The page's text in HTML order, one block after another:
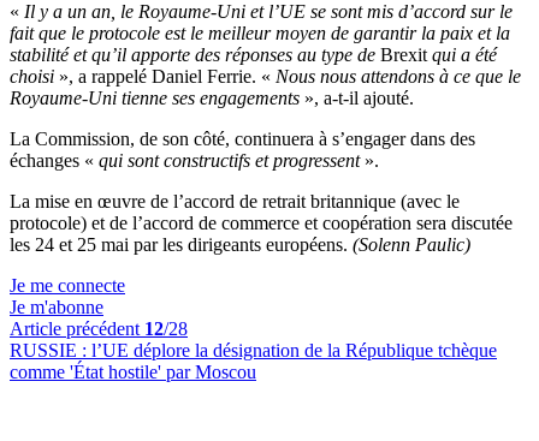
« Il y a un an, le Royaume-Uni et l’UE se sont mis d’accord sur le
fait que le protocole est le meilleur moyen de garantir la paix et la
stabilité et qu’il apporte des réponses au type de Brexit qui a été
choisi », a rappelé Daniel Ferrie. « Nous nous attendons à ce que le
Royaume-Uni tienne ses engagements », a-t-il ajouté.
La Commission, de son côté, continuera à s’engager dans des
échanges « qui sont constructifs et progressent».
La mise en œuvre de l’accord de retrait britannique (avec le
protocole) et de l’accord de commerce et coopération sera discutée
les 24 et 25 mai par les dirigeants européens. (Solenn Paulic)
Je me connecte
Je m'abonne
Article précédent 12/28
RUSSIE : l’UE déplore la désignation de la République tchèque
comme 'État hostile' par Moscou